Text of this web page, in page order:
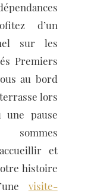
d’un
sur les
Premiers
au bord
lors
pause
sommes
et
histoire
visite-